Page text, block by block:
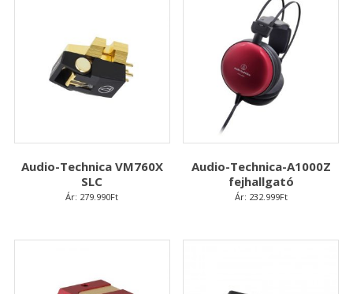
Audio-Technica VM760X
SLC
Ár: 279.990Ft
Audio-Technica-A1000Z
fejhallgató
Ár: 232.999Ft